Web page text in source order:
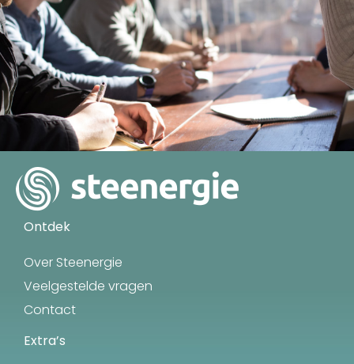
Ontdek
Over Steenergie
Veelgestelde vragen
Contact
Extra’s